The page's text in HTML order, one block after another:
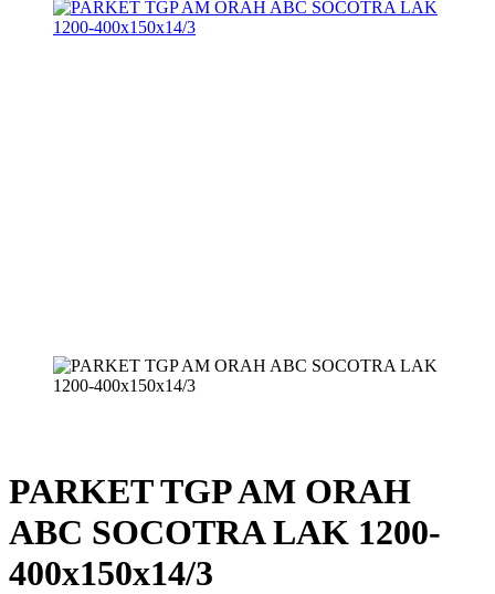
PARKET TGP AM ORAH
ABC SOCOTRA LAK 1200-
400x150x14/3